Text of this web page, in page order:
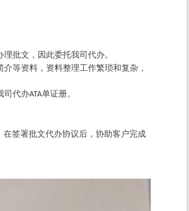
批文，因此委托我司代办。
等资料，资料整理工作繁琐和复杂，
司代办ATA单证册。
签署批文代办协议后，协助客户完成